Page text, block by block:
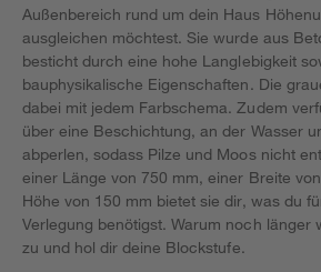
Außenbereich rund um dein Haus
ausgleichen möchtest. Sie wurde aus
besticht durch eine hohe Langlebigkeit
bauphysikalische Eigenschaften. Die
dabei mit jedem Farbschema. Zudem
über eine Beschichtung, an der Wasser
abperlen, sodass Pilze und Moos nicht
einer Länge von 750 mm, einer Breite
Höhe von 150 mm bietet sie dir, was du
Verlegung benötigst. Warum noch länger
zu und hol dir deine Blockstufe.